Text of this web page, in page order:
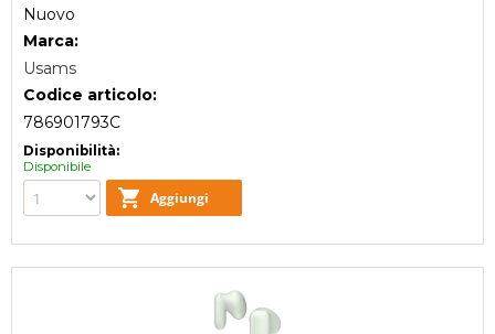
Nuovo
Marca:
Usams
Codice articolo:
786901793C
Disponibilità:
Disponibile